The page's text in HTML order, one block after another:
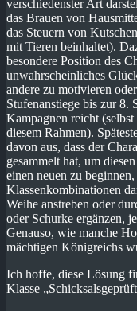
verschiedenster Art
das Brauen von
das Steuern von
mit Tieren beinhaltet).
besondere Position des
unwahrscheinliches
andere zu motivieren
Stufenanstiege bis zur 8.
Kampagnen reicht
diesem Rahmen).
davon aus, dass der
gesammelt hat, um
einen neuen zu
Klassenkombinationen
Weihe anstreben oder
oder Schurke ergänzen,
Genauso, wie manche
mächtigen Königreichs
Ich hoffe, diese Lösung
Klasse